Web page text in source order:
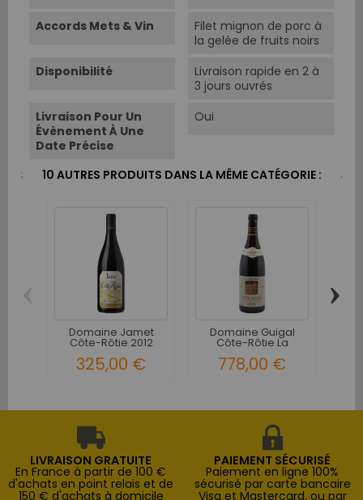
Accords Mets & Vin
Filet mignon de porc à
la gelée de fruits noirs
Disponibilité
Livraison rapide en 2 à
3 jours ouvrés
Livraison Pour Un
Évènement À Une
Date Précise
Oui
10 AUTRES PRODUITS DANS LA MÊME CATÉGORIE :
Domaine Jamet
Côte-Rôtie 2012
325,00 €
Domaine Guigal
Côte-Rôtie La
778,00 €
›
LIVRAISON GRATUITE
En France à partir de 100 €
d'achats en point relais et de
150 € d'achats à domicile
PAIEMENT SÉCURISÉ
Paiement en ligne 100%
sécurisé par carte bancaire
Visa et Mastercard, ou par